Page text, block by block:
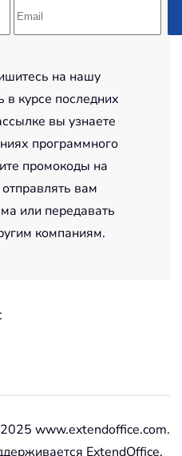
на нашу
в курсе последних
вы узнаете
программного
промокоды на
вам
или передавать
компаниям.
www.extendoffice.com.
ExtendOffice.